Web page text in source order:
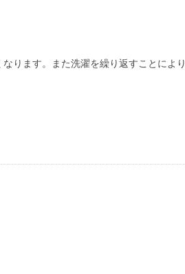
ります。また洗濯を繰り返すことによ